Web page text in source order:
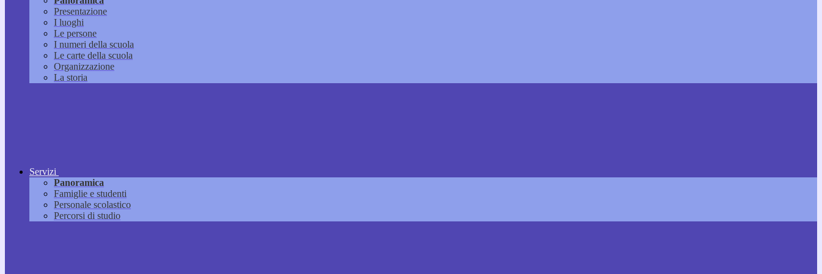
Presentazione
I luoghi
Le persone
I numeri della scuola
Le carte della scuola
Organizzazione
La storia
Servizi
Panoramica
Famiglie e studenti
Personale scolastico
Percorsi di studio